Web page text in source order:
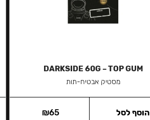
DARKSIDE 60G – TOP GUM
מסטיק אבטיח-תות
₪65 הוסף לסל